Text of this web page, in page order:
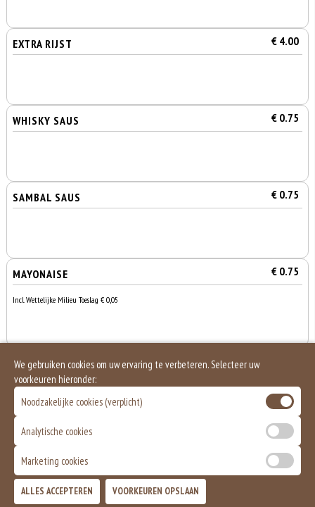
EXTRA RIJST € 4.00
WHISKY SAUS € 0.75
SAMBAL SAUS € 0.75
MAYONAISE € 0.75
Incl. Wettelijke Milieu Toeslag € 0,05
PITTA BROODJE
€ 0,00
We gebruiken cookies om uw ervaring te verbeteren. Selecteer uw
voorkeuren hieronder:
Noodzakelijke cookies (verplicht)
Analytische cookies
Marketing cookies
ALLES ACCEPTEREN VOORKEUREN OPSLAAN